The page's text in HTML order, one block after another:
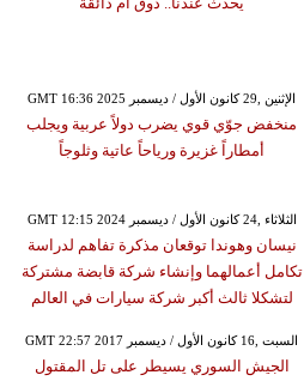
GMT 16:36 2025 الإثنين ,29 كانون الأول / ديسمبر
منخفض جوّي قوي يضرب دولاً عربية ويجلب
أمطاراً غزيرة ورياحاً عاتية وثلوجاً
GMT 12:15 2024 الثلاثاء ,24 كانون الأول / ديسمبر
نيسان وهوندا توقعان مذكرة تفاهم لدراسة
تكامل أعمالهما وإنشاء شركة قابضة مشتركة
لتشكلا ثالث أكبر شركة سيارات في العالم
GMT 22:57 2017 السبت ,16 كانون الأول / ديسمبر
الجيش السوري يسيطر على تل المقتول